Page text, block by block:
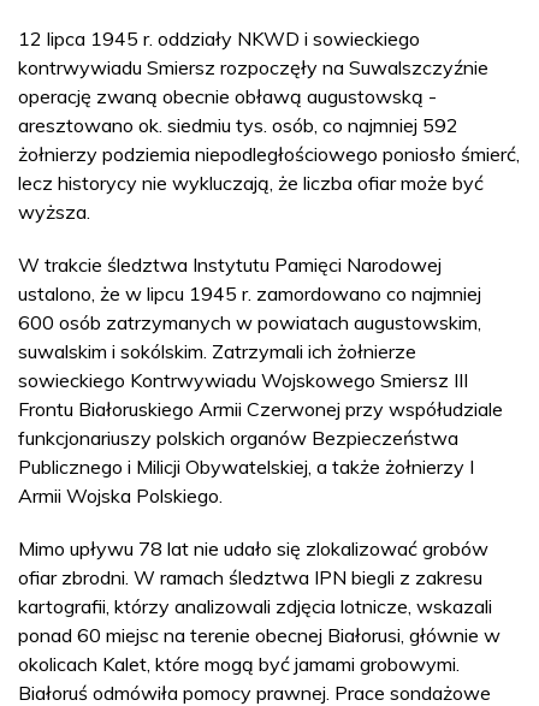
12 lipca 1945 r. oddziały NKWD i sowieckiego
kontrwywiadu Smiersz rozpoczęły na Suwalszczyźnie
operację zwaną obecnie obławą augustowską -
aresztowano ok. siedmiu tys. osób, co najmniej 592
żołnierzy podziemia niepodległościowego poniosło śmierć,
lecz historycy nie wykluczają, że liczba ofiar może być
wyższa.
W trakcie śledztwa Instytutu Pamięci Narodowej
ustalono, że w lipcu 1945 r. zamordowano co najmniej
600 osób zatrzymanych w powiatach augustowskim,
suwalskim i sokólskim. Zatrzymali ich żołnierze
sowieckiego Kontrwywiadu Wojskowego Smiersz III
Frontu Białoruskiego Armii Czerwonej przy współudziale
funkcjonariuszy polskich organów Bezpieczeństwa
Publicznego i Milicji Obywatelskiej, a także żołnierzy I
Armii Wojska Polskiego.
Mimo upływu 78 lat nie udało się zlokalizować grobów
ofiar zbrodni. W ramach śledztwa IPN biegli z zakresu
kartografii, którzy analizowali zdjęcia lotnicze, wskazali
ponad 60 miejsc na terenie obecnej Białorusi, głównie w
okolicach Kalet, które mogą być jamami grobowymi.
Białoruś odmówiła pomocy prawnej. Prace sondażowe